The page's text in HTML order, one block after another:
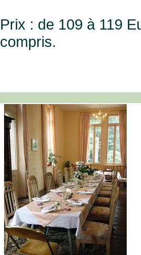
Prix : de 109 à 119
compris.